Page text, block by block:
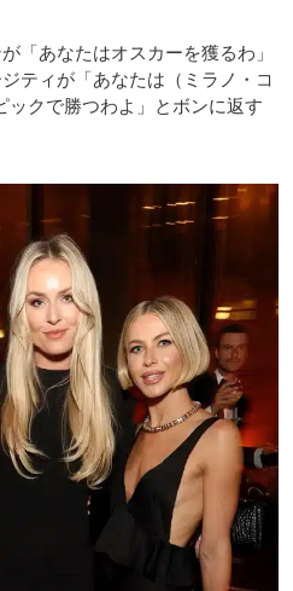
「あなたはオスカーを獲るわ」
ティが「あなたは（ミラノ・コ
クで勝つわよ」とボンに返す